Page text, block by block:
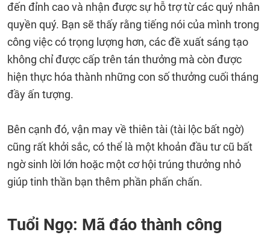
đến đỉnh cao và nhận được sự hỗ trợ từ các quý nhân
quyền quý. Bạn sẽ thấy rằng tiếng nói của mình trong
công việc có trọng lượng hơn, các đề xuất sáng tạo
không chỉ được cấp trên tán thưởng mà còn được
hiện thực hóa thành những con số thưởng cuối tháng
đầy ấn tượng.
Bên cạnh đó, vận may về thiên tài (tài lộc bất ngờ)
cũng rất khởi sắc, có thể là một khoản đầu tư cũ bất
ngờ sinh lời lớn hoặc một cơ hội trúng thưởng nhỏ
giúp tinh thần bạn thêm phần phấn chấn.
Tuổi Ngọ: Mã đáo thành công